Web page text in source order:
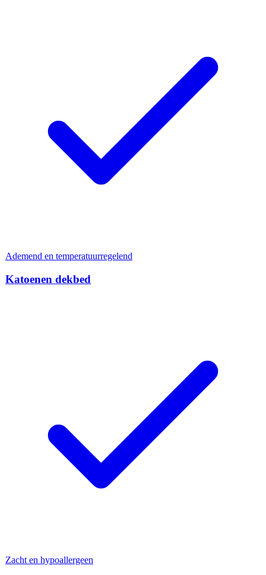
Ademend en temperatuurregelend
Katoenen dekbed
Zacht en hypoallergeen